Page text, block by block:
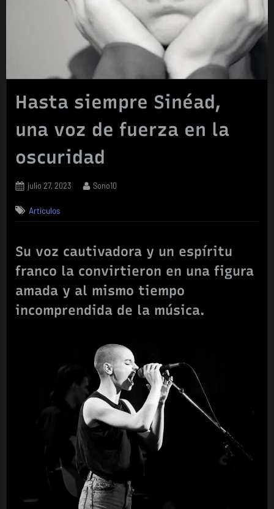
Hasta siempre Sinéad,
una voz de fuerza en la
oscuridad
Posted
julio 27, 2023 By
Sono10
Artículos
Su voz cautivadora y un espíritu
franco la convirtieron en una figura
amada y al mismo tiempo
incomprendida de la música.